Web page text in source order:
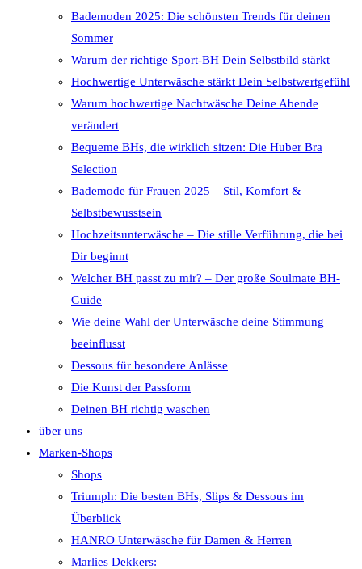
Bademoden 2025: Die schönsten Trends für deinen
Sommer
Warum der richtige Sport-BH Dein Selbstbild stärkt
Hochwertige Unterwäsche stärkt Dein Selbstwertgefühl
Warum hochwertige Nachtwäsche Deine Abende
verändert
Bequeme BHs, die wirklich sitzen: Die Huber Bra
Selection
Bademode für Frauen 2025 – Stil, Komfort &
Selbstbewusstsein
Hochzeitsunterwäsche – Die stille Verführung, die bei
Dir beginnt
Welcher BH passt zu mir? – Der große Soulmate BH-
Guide
Wie deine Wahl der Unterwäsche deine Stimmung
beeinflusst
Dessous für besondere Anlässe
Die Kunst der Passform
Deinen BH richtig waschen
über uns
Marken-Shops
Shops
Triumph: Die besten BHs, Slips & Dessous im
Überblick
HANRO Unterwäsche für Damen & Herren
Marlies Dekkers: